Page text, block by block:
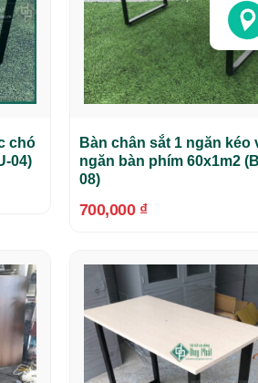
chó
04)
Bàn chân sắt 1 ngăn kéo
ngăn bàn phím 60x1m2
08)
700,000 ₫